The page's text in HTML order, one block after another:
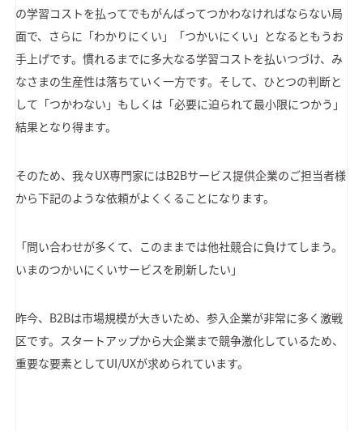
の学習コストを払ってでもがんばってつかわなければならない局
面で、さらに「わかりにくい」「つかいにくい」となるともうお
手上げです。慣れるまでに多大なる学習コストを払いつづけ、み
なさまの生産性は落ちていく一方です。そして、ひとつの判断と
して「つかわない」もしくは「必要に迫られて最小限につかう」
結果となり得ます。
そのため、我々UX専門家にはB2Bサービス提供企業のご担当者様
から下記のような依頼がよくくることになります。
「問い合わせが多くて、このままでは他社競合に負けてしまう。
いまのつかいにくいサービスを刷新したい」
昨今、B2Bは市場規模が大きいため、参入企業が非常に多く激戦
区です。スタートアップから大企業まで競争激化しているため、
重要な要素としてUI/UXが求められています。